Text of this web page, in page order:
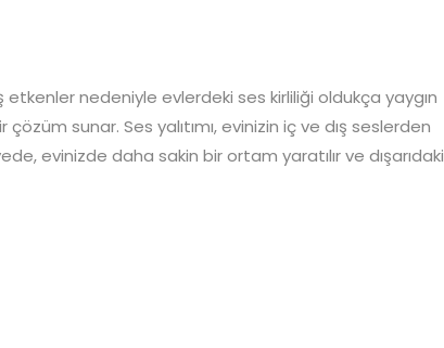
nedeniyle evlerdeki ses kirliliği oldukça yaygın
sunar. Ses yalıtımı, evinizin iç ve dış seslerden
evinizde daha sakin bir ortam yaratılır ve dışarıdaki